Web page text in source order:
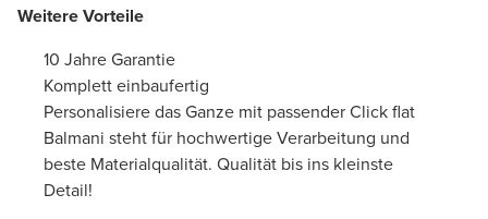
Weitere Vorteile
10 Jahre Garantie
Komplett einbaufertig
Personalisiere das Ganze mit passender Click flat
Balmani steht für hochwertige Verarbeitung und
beste Materialqualität. Qualität bis ins kleinste
Detail!